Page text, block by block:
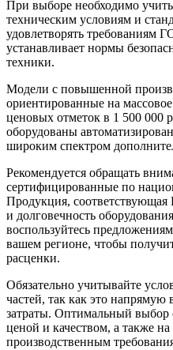
При выборе необходимо
техническим условиям и
удовлетворять требованиям
устанавливает нормы
техники.
Модели с повышенной
ориентированные на
ценовых отметок в 1 500 000
оборудованы
широким спектром
Рекомендуется обращать
сертифицированные по
Продукция,
и долговечность
воспользуйтесь
вашем регионе, чтобы
расценки.
Обязательно учитывайте
частей, так как это напрямую
затраты. Оптимальный выбор
ценой и качеством, а также
производственным